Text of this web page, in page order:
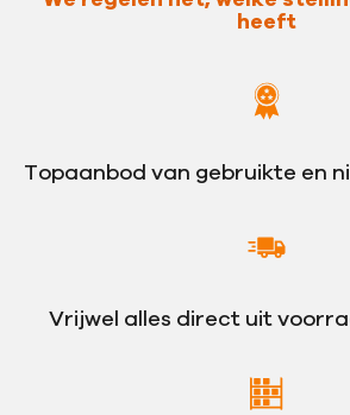
heeft
Topaanbod van gebruikte en
Vrijwel alles direct uit